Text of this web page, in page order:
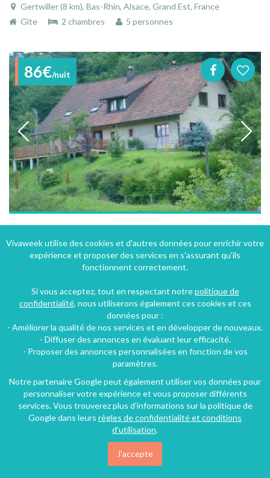
Gertwiller (8 km), Bas-Rhin, Alsace, Grand Est, France
Gîte
2 chambres 5 personnes
86€/nuit
Gite des Cerisiers a Neuve-Eglise en Alsace
Neuve-Église (9 km), Bas-Rhin, Alsace, Grand Est, France
66€/nuit
Vivaweek utilise des cookies et d'autres données pour enrichir votre
expérience et proposer des services en s'assurant qu'ils
fonctionnent correctement.
Si vous acceptez, tout en respectant notrepolitique de
confidentialité, nous utiliserons également ces cookies et ces
données pour :
- Améliorer la qualité de nos services et en développer de nouveaux.
- Diffuser des annonces en évaluant leur efficacité.
- Proposer des annonces personnalisées en fonction de vos
paramètres.
Notre partenaire Google peut également utiliser vos données pour
personnaliser votre expérience et vous proposer différents
services. Vous trouverez plus d'informations sur la politique de
Google dans leurs règles de confidentialité et conditions
d'utilisation.
J'accepte